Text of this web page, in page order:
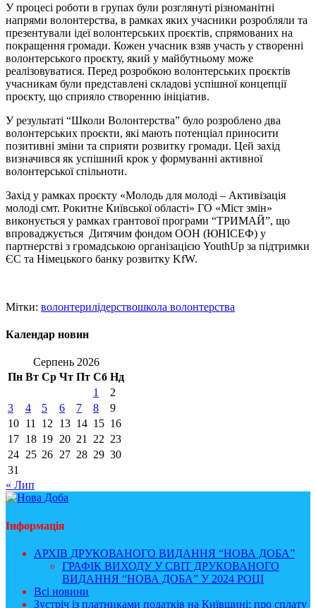
У процесі роботи в групах були розглянуті різноманітні
напрями волонтерства, в рамках яких учасники розробляли та
презентували ідеї волонтерських проєктів, спрямованих на
покращення громади. Кожен учасник взяв участь у створенні
волонтерського проєкту, який у майбутньому може
реалізовуватися. Перед розробкою волонтерських проєктів
учасникам були представлені складові успішної концепції
проєкту, що сприяло створенню ініціатив.
У результаті “Школи Волонтерства” було розроблено два
волонтерських проєкти, які мають потенціал приносити
позитивні зміни та сприяти розвитку громади. Цей захід
визначився як успішний крок у формуванні активної
волонтерської спільноти.
Захід у рамках проєкту «Молодь для молоді – Активізація
молоді смт. Рокитне Київської області» ГО «Міст змін»
виконується у рамках грантової програми “ТРИМАЙ”, що
впроваджується Дитячим фондом ООН (ЮНІСЕФ) у
партнерстві з громадською організацією YouthUp за підтримки
ЄС та Німецького банку розвитку KfW.
Мітки: волонтерилідерствошкола волонтерства
Календар новин
Серпень 2026
Пн Вт Ср Чт Пт Сб Нд
1
2
3
4 5 6 7 8
9
10 11 12 13 14 15 16
17 18 19 20 21 22 23
24 25 26 27 28 29 30
31
« Лип
Інформація
АРХІВ ДРУКОВАНОГО ВИДАННЯ “НОВА ДОБА”
ГРАФІК ВИХОДУ У СВІТ ДРУКОВАНОГО
ВИДАННЯ “НОВА ДОБА” У 2024 РОЦІ
Всі новини
Зустріч із платниками податків на Київщині: про сплату